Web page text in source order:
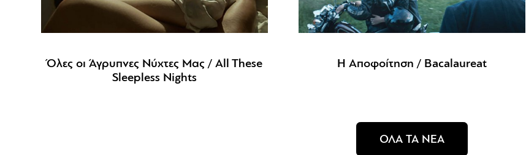
Όλες οι Άγρυπνες Νύχτες Μας / All These
Sleepless Nights
Η Αποφοίτηση / Bacalaureat
ΟΛΑ ΤΑ ΝΕΑ